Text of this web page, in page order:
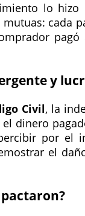
lo hizo
cada
y
Civil, la
dinero
por el
el
pactaron?